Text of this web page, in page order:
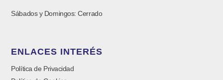
Sábados y Domingos: Cerrado
ENLACES INTERÉS
Política de Privacidad